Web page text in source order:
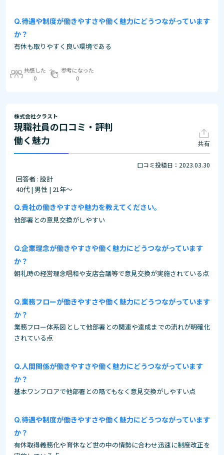
待遇や制度が働きやすさや働く魅力にどうつながっています
か？
有休も取りやすく良い環境である
共感した
0
参考になった
0
株式会社クラスト
現職社員の口コミ・評判
働く魅力
共有
口コミ投稿日：2023.03.30
回答者 : 設計
40代 | 男性 | 21年～
貴社の働きやすさや魅力を教えてください。
他部署との意見交換がしやすい
企業理念が働きやすさや働く魅力にどうつながっています
か？
朝礼時の経営理念唱和や支店会議等で意見交換が実施されている点
業務フローが働きやすさや働く魅力にどうつながっています
か？
業務フロー体系図として他部署との関連や達成までの流れが明確化
されている点
人間関係が働きやすさや働く魅力にどうつながっています
か？
基本ワンフロアで他部署との隔てもなく意見交換がしやすい点
待遇や制度が働きやすさや働く魅力にどうつながっています
か？
有休取得義務化や育休など世の中の情勢に合わせ迅速に制度改正を